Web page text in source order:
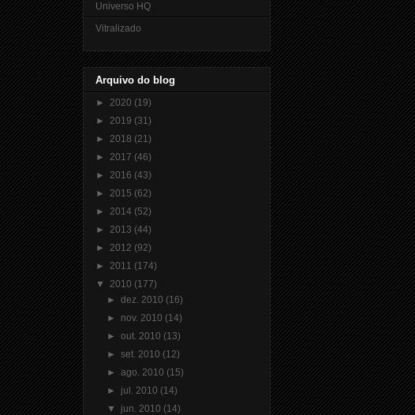
Universo HQ
Vitralizado
Arquivo do blog
► 2020 (19)
► 2019 (31)
► 2018 (21)
► 2017 (46)
► 2016 (43)
► 2015 (62)
► 2014 (52)
► 2013 (44)
► 2012 (92)
► 2011 (174)
▼ 2010 (177)
►dez. 2010 (16)
► nov. 2010 (14)
►out. 2010 (13)
►set. 2010 (12)
►ago. 2010 (15)
► jul. 2010 (14)
▼ jun. 2010 (14)